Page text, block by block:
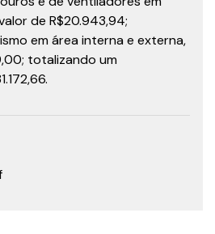
de R$20.943,94;
em área interna e externa,
totalizando um